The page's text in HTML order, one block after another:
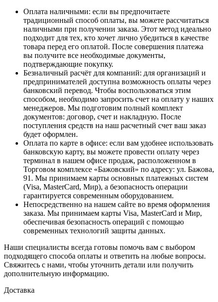
Оплата наличными: если вы предпочитаете
традиционный способ оплаты, вы можете рассчитаться
наличными при получении заказа. Этот метод идеально
подходит для тех, кто хочет лично убедиться в качестве
товара перед его оплатой. После совершения платежа
вы получите все необходимые документы,
подтверждающие покупку.
Безналичный расчёт для компаний: для организаций и
предпринимателей доступна возможность оплаты через
банковский перевод. Чтобы воспользоваться этим
способом, необходимо запросить счет на оплату у наших
менеджеров. Мы подготовим полный комплект
документов: договор, счет и накладную. После
поступления средств на наш расчетный счет ваш заказ
будет оформлен.
Оплата по карте в офисе: если вам удобнее использовать
банковскую карту, вы можете провести оплату через
терминал в нашем офисе продаж, расположенном в
Торговом комплексе «Бажовский» по адресу: ул. Бажова,
91. Мы принимаем карты основных платежных систем
(Visa, MasterCard, Мир), а безопасность операции
гарантируется современным оборудованием.
Непосредственно на нашем сайте во время оформления
заказа. Мы принимаем карты Visa, MasterCard и Мир,
обеспечивая безопасность операций с помощью
современных технологий защиты данных.
Наши специалисты всегда готовы помочь вам с выбором
подходящего способа оплаты и ответить на любые вопросы.
Свяжитесь с нами, чтобы уточнить детали или получить
дополнительную информацию.
Доставка